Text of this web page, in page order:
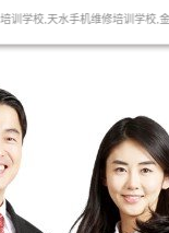
学校,金昌手机维修培